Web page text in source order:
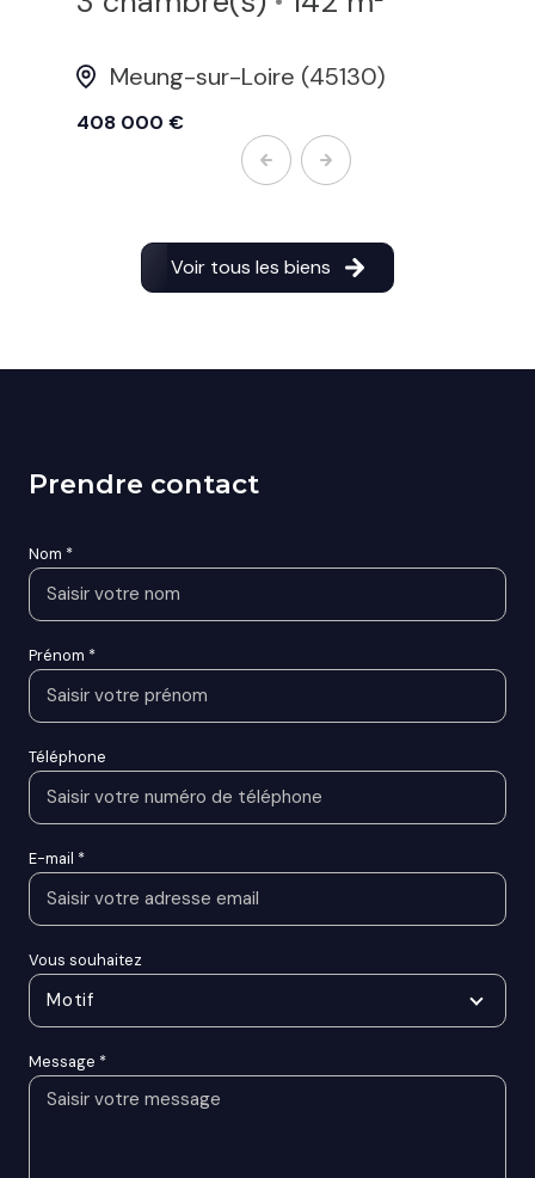
Meung-sur-Loire (45130)
408 000 €
Voir tous les biens
Prendre contact
Nom *
Prénom *
Téléphone
E-mail *
Vous souhaitez
Motif
Message *